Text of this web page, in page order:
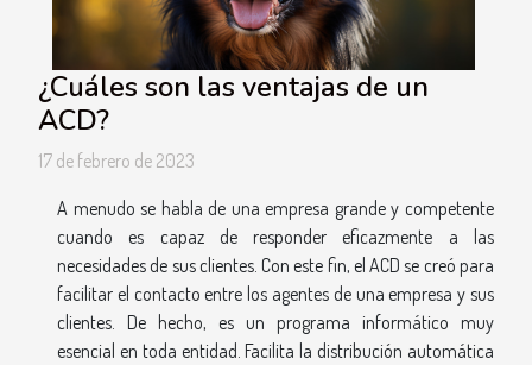
¿Cuáles son las ventajas de un
ACD?
17 de febrero de 2023
A menudo se habla de una empresa grande y competente
cuando es capaz de responder eficazmente a las
necesidades de sus clientes. Con este fin, el ACD se creó para
facilitar el contacto entre los agentes de una empresa y sus
clientes. De hecho, es un programa informático muy
esencial en toda entidad. Facilita la distribución automática